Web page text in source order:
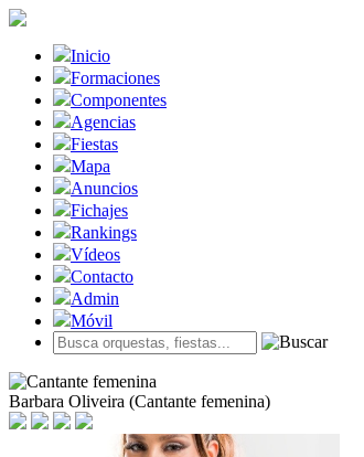
Inicio
Formaciones
Componentes
Agencias
Fiestas
Mapa
Anuncios
Fichajes
Rankings
Vídeos
Contacto
Admin
Móvil
Barbara Oliveira (Cantante femenina)